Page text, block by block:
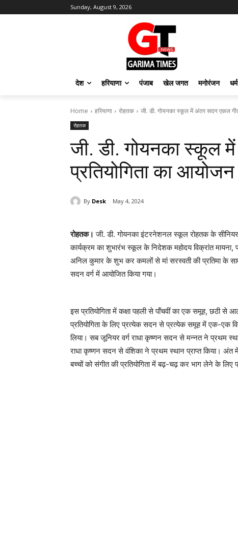
Sunday, August 9, 2026
देश हरियाणा पंजाब खेल जगत मनोरंजन
Home हरियाणा रोहतक जी. डी. गोयनका स्कूल में अंतर सदन एकल
रोहतक
जी. डी. गोयनका स्कूल
प्रतियोगिता का आयोजन
By Desk May 4, 2024
रोहतक। जी. डी. गोयनका इंटरनेशनल स्कूल रोहतक के
कार्यक्रम का शुभारंभ स्कूल के निदेशक महोदय विक्रांत मायना,
अनिल कुमार के शुभ कर कमलों से मां सरस्वती की प्रतिमा के
सदन वर्ग में आयोजित किया गया।
इस प्रतियोगिता में कक्षा पहली से पाँचवीं का एक समूह, छठी से
प्रतियोगिता के लिए प्रत्येक सदन से प्रत्येक समूह में एक-एक
लिया। सब जूनियर वर्ग राधा कृष्णन सदन से मन्नत ने प्रथम
राधा कृष्णन सदन से वंशिका ने प्रथम स्थान प्राप्त किया। अंत में
बच्चों को संगीत की प्रतियोगिता में बढ़-चढ़ कर भाग लेने के लिए